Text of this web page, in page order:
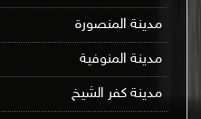
مدينة المنصورة
مدينة المنوفية
مدينة كفر الشيخ